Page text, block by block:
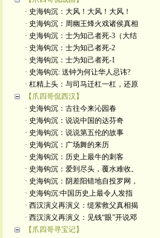
· 史海钩沉：大风！大风！大风！
· 史海钩沉：周幽王烽火戏诸侯真相
· 史海钩沉：士为知己者死-3（大结
· 史海钩沉：士为知己者死-2
· 史海钩沉：士为知己者死-1
· 史海钩沉: 送钟为何让华人忌讳?
· 杠精上头：与司马迁杠一杠，还原
【爪四哥侃西汉】
· 史海钩沉：古往今来沁园春
· 史海钩沉：说说中国的达芬奇
· 史海钩沉：说说第五伦的故事
· 史海钩沉：广场舞的来历
· 史海钩沉：历史上最牛的刺客
· 史海钩沉：爱到尽头，覆水难收。
· 史海钩沉：阴差阳错地自投罗网，
· 史海钩沉:中国历史上最令人发指
· 西汉演义再演义：缇萦救父真相揭
· 西汉演义再演义：见钱“眼”开说邓
【爪四哥寻宝记】